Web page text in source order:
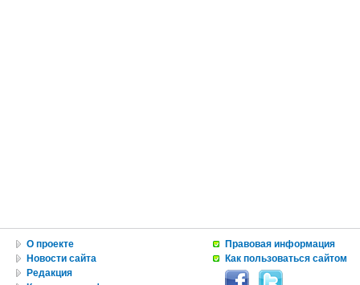
О проекте
Новости сайта
Редакция
Правовая информация
Как пользоваться сайтом